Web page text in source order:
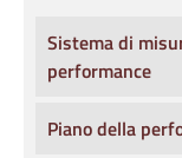
Sistema di
performance
Piano della